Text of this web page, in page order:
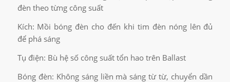
đèn theo từng công suất
Kích: Mồi bóng đèn cho đến khi tim đèn nóng lên đủ
để phá sáng
Tụ điện: Bù hệ số công suất tổn hao trên Ballast
Bóng đèn: Không sáng liền mà sáng từ từ, chuyển dần